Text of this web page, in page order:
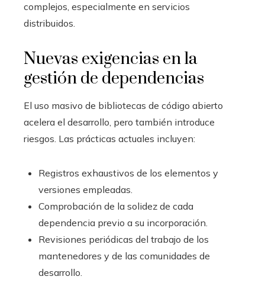
complejos, especialmente en servicios
distribuidos.
Nuevas exigencias en la
gestión de dependencias
El uso masivo de bibliotecas de código abierto
acelera el desarrollo, pero también introduce
riesgos. Las prácticas actuales incluyen:
Registros exhaustivos de los elementos y
versiones empleadas.
Comprobación de la solidez de cada
dependencia previo a su incorporación.
Revisiones periódicas del trabajo de los
mantenedores y de las comunidades de
desarrollo.